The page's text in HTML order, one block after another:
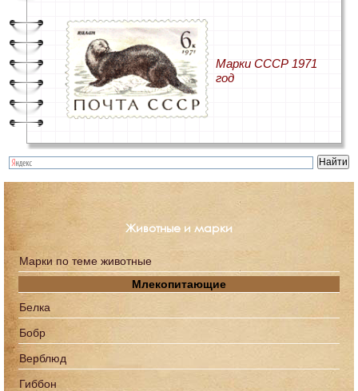
Марки СССР 1971
год
Животные и марки
Марки по теме животные
Млекопитающие
Белка
Бобр
Верблюд
Гиббон